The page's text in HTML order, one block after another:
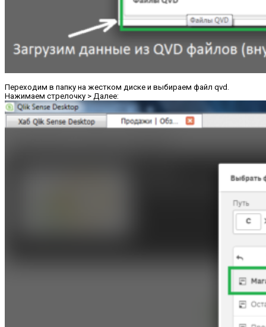
Переходим в папку на жестком диске и выбираем файл qvd.
Нажимаем стрелочку > Далее: